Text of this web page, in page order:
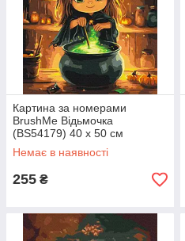
Картина за номерами
BrushMe Відьмочка
(BS54179) 40 х 50 см
Немає в наявності
255 ₴